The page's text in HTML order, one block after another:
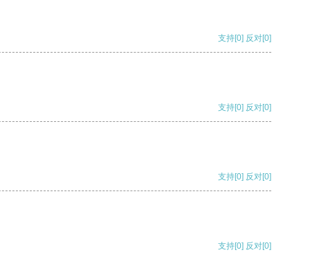
支持[0] 反对[0]
支持[0] 反对[0]
支持[0] 反对[0]
支持[0] 反对[0]